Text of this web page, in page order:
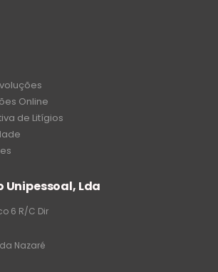
Online
de Litígios
Unipessoal, Lda
6 R/C Dir
Nazaré